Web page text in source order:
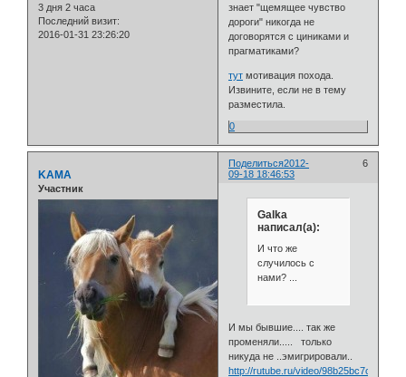
3 дня 2 часа
Последний визит:
2016-01-31 23:26:20
знает "щемящее чувство
дороги" никогда не
договорятся с циниками и
прагматиками?
тут мотивация похода.
Извините, если не в тему
разместила.
0
Поделиться 6
2012-
09-18 18:46:53
KAMA
Участник
Galka
написал(а):
И что же
случилось с
нами? ...
И мы бывшие.... так же
променяли..... только
никуда не ..эмигрировали..
http://rutube.ru/video/